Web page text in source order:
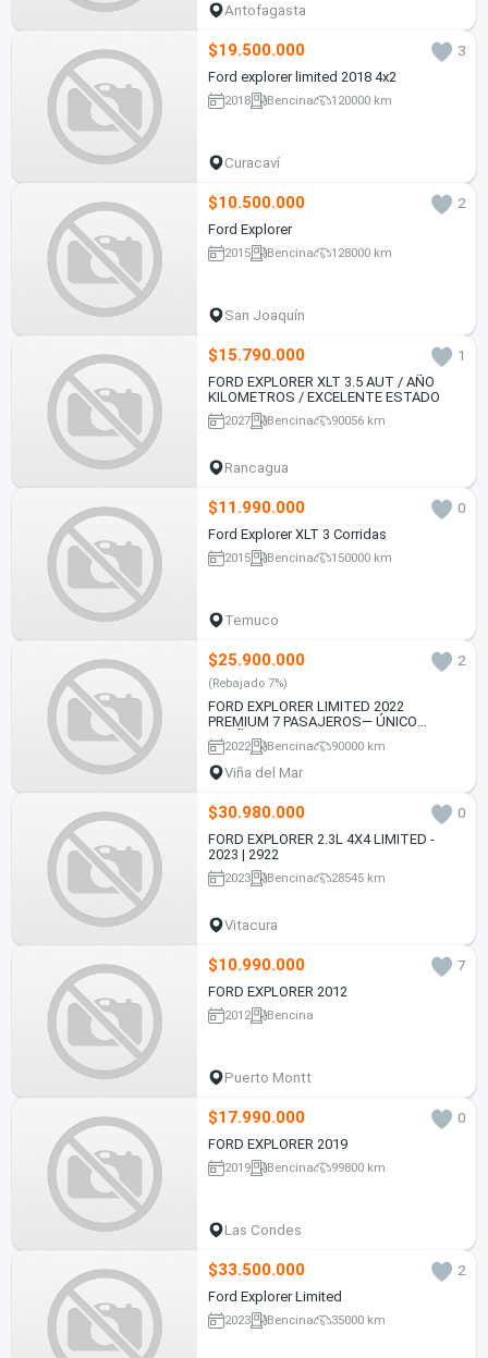
Antofagasta
$19.500.000
3
Ford explorer limited 2018 4x2
2018 Bencina 120000 km
Curacaví
$10.500.000
2
Ford Explorer
2015 Bencina 128000 km
San Joaquín
$15.790.000
1
FORD EXPLORER XLT 3.5 AUT / AÑO
KILOMETROS / EXCELENTE ESTADO
2027 Bencina 90056 km
Rancagua
$11.990.000
0
Ford Explorer XLT 3 Corridas
2015 Bencina 150000 km
Temuco
$25.900.000 2
(Rebajado 7%)
FORD EXPLORER LIMITED 2022
PREMIUM 7 PASAJEROS— ÚNICO
DUEÑO — $25.900.000
2022 Bencina 90000 km
Viña del Mar
$30.980.000
0
FORD EXPLORER 2.3L 4X4 LIMITED -
2023 | 2922
2023 Bencina 28545 km
Vitacura
$10.990.000
7
FORD EXPLORER 2012
2012 Bencina
Puerto Montt
$17.990.000
0
FORD EXPLORER 2019
2019 Bencina 99800 km
Las Condes
$33.500.000
2
Ford Explorer Limited
2023 Bencina 35000 km